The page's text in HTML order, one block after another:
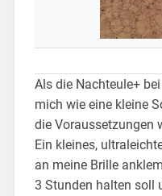
Als die Nachteule+
mich wie eine kleine
die Voraussetzungen
Ein kleines,
an meine Brille
3 Stunden halten soll